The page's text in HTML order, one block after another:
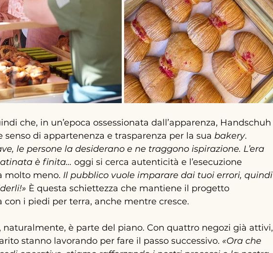
che, in un’epoca ossessionata dall’apparenza, Handschuh
senso di appartenenza e trasparenza per la sua bakery.
le persone la desiderano e ne traggono ispirazione. L’era
è finita… oggi si cerca autenticità e l’esecuzione
molto meno. Il pubblico vuole imparare dai tuoi errori, quindi
È questa schiettezza che mantiene il progetto
con i piedi per terra, anche mentre cresce.
naturalmente, è parte del piano. Con quattro negozi già attivi,
stanno lavorando per fare il passo successivo. «Ora che